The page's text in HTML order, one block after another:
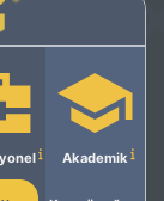
Akademik